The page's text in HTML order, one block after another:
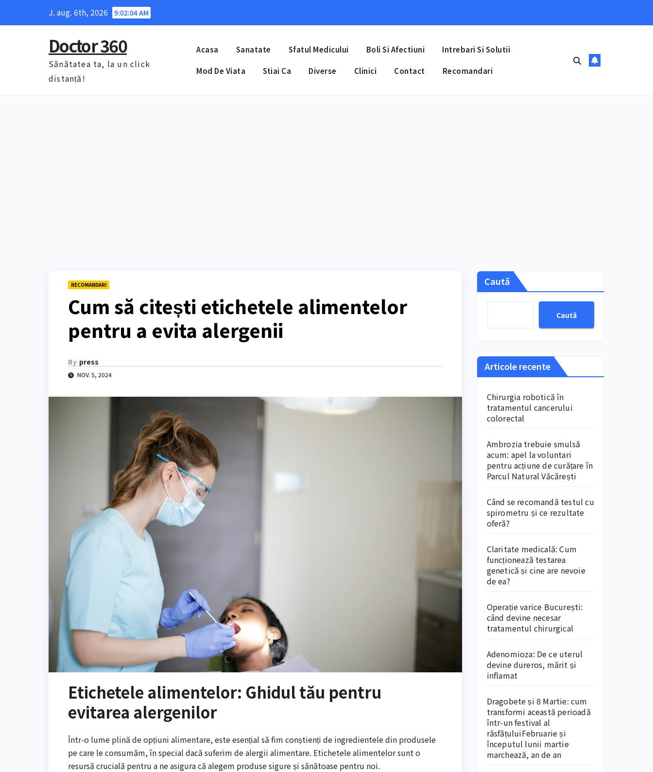
J. aug. 6th, 2026 9:02:05 AM
Doctor 360
Sănătatea ta, la un click
distanță!
Acasa Sanatate Sfatul Medicului Boli Si Afectiuni Intrebari Si Solutii
Mod De Viata Stiai Ca Diverse Clinici Contact Recomandari
RECOMANDARI
Cum să citești etichetele alimentelor
pentru a evita alergenii
By press
NOV. 5, 2024
Etichetele alimentelor: Ghidul tău pentru
evitarea alergenilor
Într-o lume plină de opțiuni alimentare, este esențial să fim conștienți de ingredientele din produsele
pe care le consumăm, în special dacă suferim de alergii alimentare. Etichetele alimentelor sunt o
resursă crucială pentru a ne asigura că alegem produse sigure și sănătoase pentru noi.
Caută
Caută
Articole recente
Chirurgia robotică în
tratamentul cancerului
colorectal
Ambrozia trebuie smulsă
acum: apel la voluntari
pentru acțiune de curățare în
Parcul Natural Văcărești
Când se recomandă testul cu
spirometru și ce rezultate
oferă?
Claritate medicală: Cum
funcționează testarea
genetică și cine are nevoie
de ea?
Operație varice București:
când devine necesar
tratamentul chirurgical
Adenomioza: De ce uterul
devine dureros, mărit și
inflamat
Dragobete și 8 Martie: cum
transformi această perioadă
într-un festival al
răsfățuluiFebruarie și
începutul lunii martie
marchează, an de an